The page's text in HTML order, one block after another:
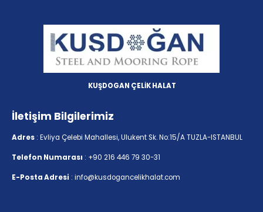
KUŞDOGAN ÇELİK HALAT
İletişim Bilgilerimiz
Adres : Evliya Çelebi Mahallesi, Ulukent Sk. No:15/A TUZLA-ISTANBUL
Telefon Numarası : +90 216 446 79 30-31
E-Posta Adresi : info@kusdogancelikhalat.com